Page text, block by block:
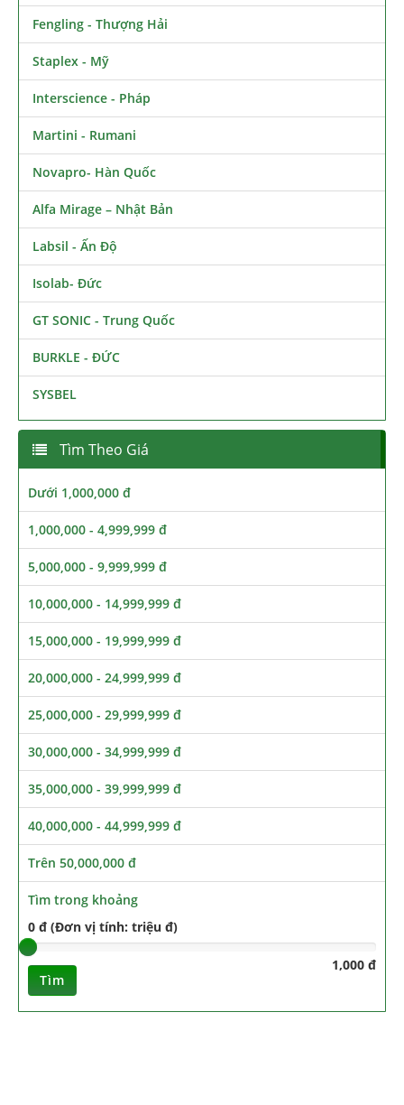
Fengling - Thượng Hải
Staplex - Mỹ
Interscience - Pháp
Martini - Rumani
Novapro- Hàn Quốc
Alfa Mirage – Nhật Bản
Labsil - Ấn Độ
Isolab- Đức
GT SONIC - Trung Quốc
BURKLE - ĐỨC
SYSBEL
Tìm Theo Giá
Dưới 1,000,000 đ
1,000,000 - 4,999,999 đ
5,000,000 - 9,999,999 đ
10,000,000 - 14,999,999 đ
15,000,000 - 19,999,999 đ
20,000,000 - 24,999,999 đ
25,000,000 - 29,999,999 đ
30,000,000 - 34,999,999 đ
35,000,000 - 39,999,999 đ
40,000,000 - 44,999,999 đ
Trên 50,000,000 đ
Tìm trong khoảng
0 đ (Đơn vị tính: triệu đ)
1,000 đ
Tìm